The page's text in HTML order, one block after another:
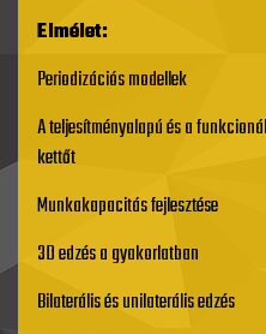
Elmélet:
Periodizációs modellek
A teljesítményalapú és a
kettőt
Munkakapacitás fejlesztése
3D edzés a gyakorlatban
Bilaterális és unilaterális edzés